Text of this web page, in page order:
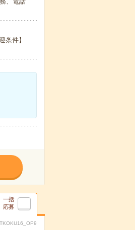
条件】
一括
応募